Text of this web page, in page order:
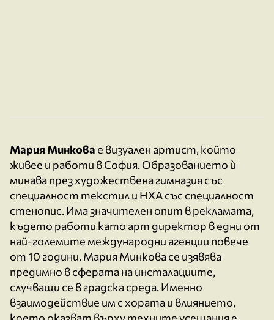
Mария Минкова е визуален артист, който
живее и работи в София. Образованието ѝ
минава през художествена гимназия със
специалност текстил и НХА със специалност
стенопис. Има значителен опит в рекламата,
където работи като арт директор в едни от
най-големите международни агенции повече
от 10 години. Мария Минкова се изявява
предимно в сферата на инсталациите,
случващи се в градска среда. Именно
взаимодействие им с хората и влиянието,
което оказват върху техните усещания е